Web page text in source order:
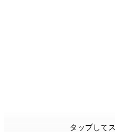
タップして